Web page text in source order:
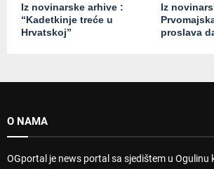
Iz novinarske arhive :
“Kadetkinje treće u
Hrvatskoj”
Iz
proslava
O NAMA
OGportal je news portal sa sjedištem u Ogulinu